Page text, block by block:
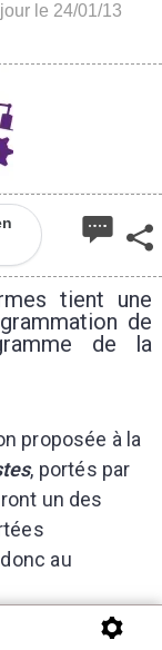
le 24/01/13
tient une
de
de la
proposée à la
, portés par
un des
au
proposera un